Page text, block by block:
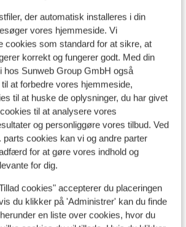
der automatisk installeres i din
vores hjemmeside. Vi
cookies som standard for at sikre, at
korrekt og fungerer godt. Med din
hos Sunweb Group GmbH også
at forbedre vores hjemmeside,
til at huske de oplysninger, du har givet
til at analysere vores
og personliggøre vores tilbud. Ved
parts cookies kan vi og andre parter
for at gøre vores indhold og
for dig.
cookies" accepterer du placeringen
du klikker på 'Administrer' kan du finde
en liste over cookies, hvor du
Se på kort
ca. 600 meter (sandstrand)
ca. 600 meter
ca. 100 meter
ca. 150 meter
butikker ca. 400 meter
kiosk ca. 100 meter